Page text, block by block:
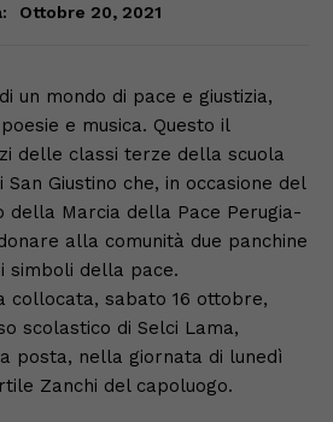
Ottobre 20, 2021
un mondo di pace e giustizia,
e musica. Questo il
delle classi terze della scuola
San Giustino che, in occasione del
della Marcia della Pace Perugia-
alla comunità due panchine
simboli della pace.
collocata, sabato 16 ottobre,
scolastico di Selci Lama,
posta, nella giornata di lunedì
Zanchi del capoluogo.